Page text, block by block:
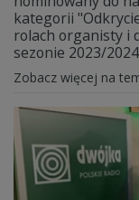
kategorii
rolach organisty i
sezonie 2023/
Zobacz więcej na